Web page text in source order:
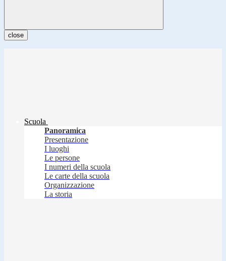
close
Scuola
Panoramica
Presentazione
I luoghi
Le persone
I numeri della scuola
Le carte della scuola
Organizzazione
La storia